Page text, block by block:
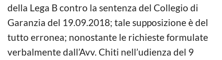
della Lega B contro la sentenza del Collegio di
Garanzia del 19.09.2018; tale supposizione è del
tutto erronea; nonostante le richieste formulate
verbalmente dall’Avv. Chiti nell’udienza del 9